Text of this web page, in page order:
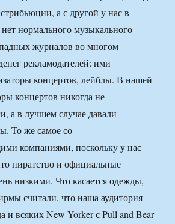
а с другой у нас в
нормального музыкального
журналов во многом
рекламодателей: ими
концертов, лейблы. В нашей
концертов никогда не
а в лучшем случае давали
То же самое со
компаниями, поскольку у нас
пиратство и официальные
низкими. Что касается одежды,
считали, что наша аудитория
и всяких New Yorker с Pull and Bear